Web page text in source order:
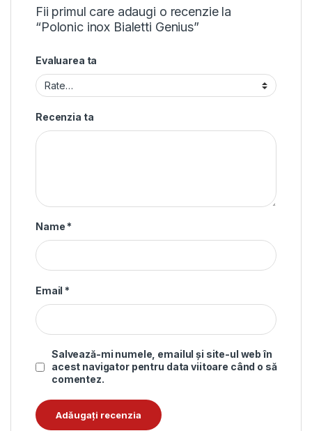
Fii primul care adaugi o recenzie la
“Polonic inox Bialetti Genius”
Evaluarea ta
Recenzia ta
Name *
Email *
Salvează-mi numele, emailul și site-ul web în
acest navigator pentru data viitoare când o să
comentez.